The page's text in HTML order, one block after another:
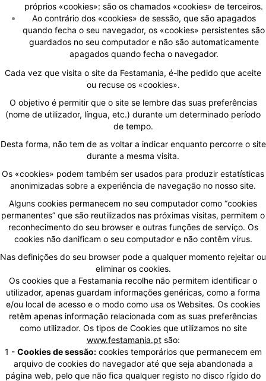
próprios «cookies»: são os chamados «cookies» de terceiros.
Ao contrário dos «cookies» de sessão, que são apagados
quando fecha o seu navegador, os «cookies» persistentes são
guardados no seu computador e não são automaticamente
apagados quando fecha o navegador.
Cada vez que visita o site da Festamania, é-lhe pedido que aceite
ou recuse os «cookies».
O objetivo é permitir que o site se lembre das suas preferências
(nome de utilizador, língua, etc.) durante um determinado período
de tempo.
Desta forma, não tem de as voltar a indicar enquanto percorre o site
durante a mesma visita.
Os «cookies» podem também ser usados para produzir estatísticas
anonimizadas sobre a experiência de navegação no nosso site.
Alguns cookies permanecem no seu computador como “cookies
permanentes” que são reutilizados nas próximas visitas, permitem o
reconhecimento do seu browser e outras funções de serviço. Os
cookies não danificam o seu computador e não contêm vírus.
Nas definições do seu browser pode a qualquer momento rejeitar ou
eliminar os cookies.
Os cookies que a Festamania recolhe não permitem identificar o
utilizador, apenas guardam informações genéricas, como a forma
e/ou local de acesso e o modo como usa os Websites. Os cookies
retêm apenas informação relacionada com as suas preferências
como utilizador. Os tipos de Cookies que utilizamos no site
www.festamania.ptsão:
1 - Cookies de sessão:cookies temporários que permanecem em
arquivo de cookies do navegador até que seja abandonada a
página web, pelo que não fica qualquer registo no disco rígido do